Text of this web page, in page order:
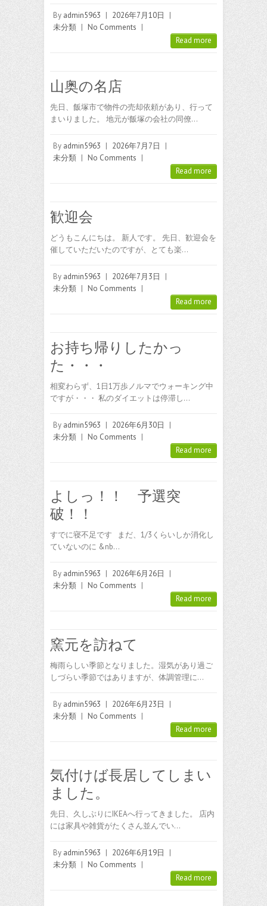
By admin5963 | 2026年7月10日
|
未分類 | No Comments |
Read more
山奥の名店
先日、飯塚市で物件の売却依頼があり、行って
まいりました。 地元が飯塚の会社の同僚…
By admin5963 | 2026年7月7日
|
未分類 | No Comments |
Read more
歓迎会
どうもこんにちは。 新人です。 先日、歓迎会を
催していただいたのですが、とても楽…
By admin5963 | 2026年7月3日
|
未分類 | No Comments |
Read more
お持ち帰りしたかっ
た・・・
相変わらず、1日1万歩ノルマでウォーキング中
ですが・・・ 私のダイエットは停滞し…
By admin5963 | 2026年6月30日
|
未分類 | No Comments |
Read more
よしっ！！ 予選突
破！！
すでに寝不足です まだ、1/3くらいしか消化し
ていないのに &nb…
By admin5963 | 2026年6月26日
|
未分類 | No Comments |
Read more
窯元を訪ねて
梅雨らしい季節となりました。湿気があり過ご
しづらい季節ではありますが、体調管理に…
By admin5963 | 2026年6月23日
|
未分類 | No Comments |
Read more
気付けば長居してしまい
ました。
先日、久しぶりにIKEAへ行ってきました。 店内
には家具や雑貨がたくさん並んでい…
By admin5963 | 2026年6月19日
|
未分類 | No Comments |
Read more